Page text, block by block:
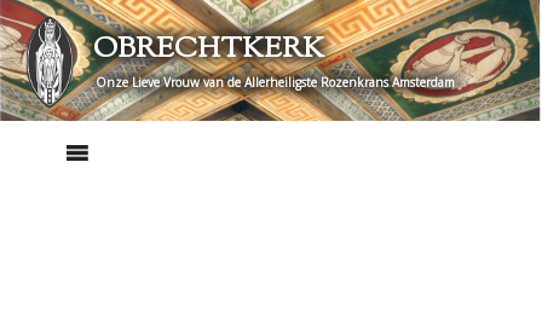
Skip
to
content
OBRECHTKERK
Onze Lieve Vrouw van de Allerheiligste Rozenkrans Amsterdam